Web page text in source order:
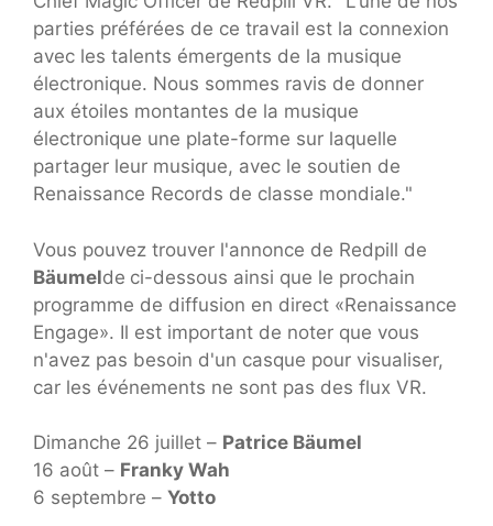
parties préférées de ce travail est la connexion
avec les talents émergents de la musique
électronique. Nous sommes ravis de donner
aux étoiles montantes de la musique
électronique une plate-forme sur laquelle
partager leur musique, avec le soutien de
Renaissance Records de classe mondiale."
Vous pouvez trouver l'annonce de Redpill de
Bäumelde ci-dessous ainsi que le prochain
programme de diffusion en direct «Renaissance
Engage». Il est important de noter que vous
n'avez pas besoin d'un casque pour visualiser,
car les événements ne sont pas des flux VR.
Dimanche 26 juillet – Patrice Bäumel
16 août – Franky Wah
6 septembre – Yotto